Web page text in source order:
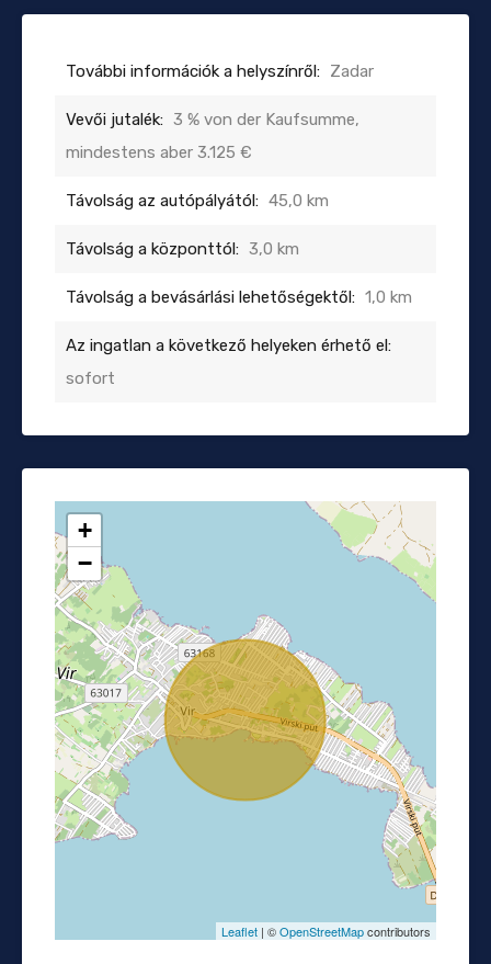
További információk a helyszínről: Zadar
Vevői jutalék: 3 % von der Kaufsumme,
mindestens aber 3.125 €
Távolság az autópályától: 45,0 km
Távolság a központtól: 3,0 km
Távolság a bevásárlási lehetőségektől: 1,0 km
Az ingatlan a következő helyeken érhető el:
sofort
+
−
Leaflet | ©OpenStreetMapcontributors